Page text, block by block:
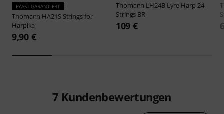
PASST GARANTIERT
Thomann HA21S Strings for
Harpika
9,90 €
Thomann LH24B Lyre Harp 24
Strings BR
109 €
7 Kundenbewertungen